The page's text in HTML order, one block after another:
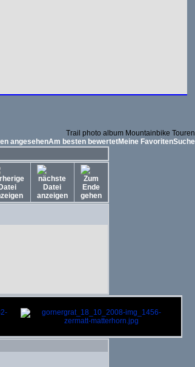
Trail photo album Mountainbike Touren
angesehenAm besten bewertetMeine FavoritenSuche